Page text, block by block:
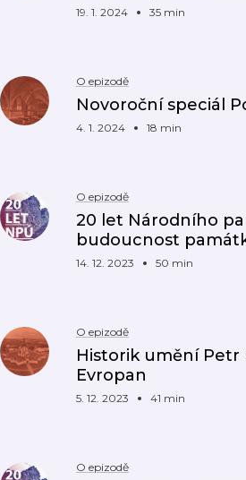
19. 1. 2024 35 min
O epizodě
Novoroční speciál
4. 1. 2024 18 min
O epizodě
20 let Národního
budoucnost
14. 12. 2023 50 min
O epizodě
Historik umění Petr
Evropan
5. 12. 2023 41 min
O epizodě